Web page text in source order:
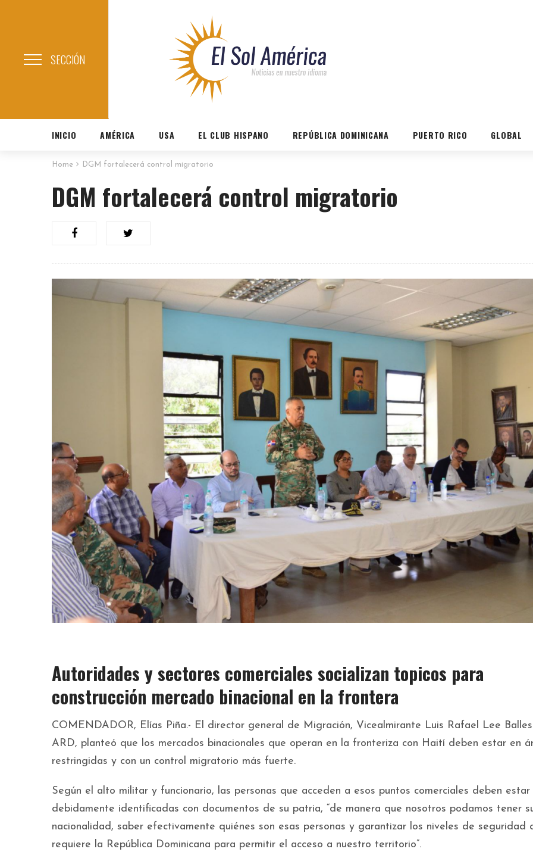
SECCIÓN
INICIO AMÉRICA USA EL CLUB HISPANO REPÚBLICA DOMINICANA PUERTO RICO GLOBAL
Home DGM fortalecerá control migratorio
DGM fortalecerá control migratorio
Autoridades y sectores comerciales socializan topicos para
construcción mercado binacional en la frontera
COMENDADOR, Elías Piña.- El director general de Migración, Vicealmirante Luis Rafael Lee
ARD, planteó que los mercados binacionales que operan en la fronteriza con Haití deben estar en
restringidas y con un control migratorio más fuerte.
Según el alto militar y funcionario, las personas que acceden a esos puntos comerciales deben estar
debidamente identificadas con documentos de su patria, “de manera que nosotros podamos tener
nacionalidad, saber efectivamente quiénes son esas personas y garantizar los niveles de seguridad
requiere la República Dominicana para permitir el acceso a nuestro territorio”.